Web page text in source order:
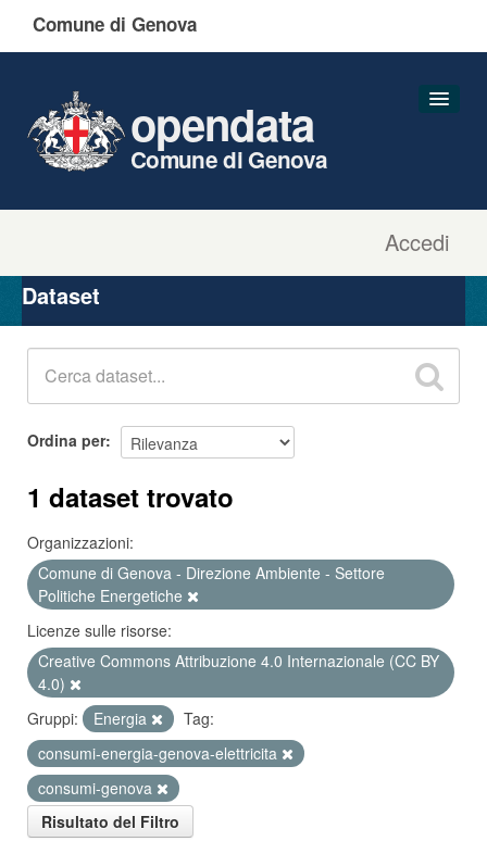
Comune di Genova
Accedi
opendata
Comune di Genova
Organizzazioni
Gruppi
Dataset
Ordina per
1 dataset trovato
Organizzazioni:
Comune di Genova - Direzione Ambiente - Settore
Politiche Energetiche
Licenze sulle risorse:
Creative Commons Attribuzione 4.0 Internazionale (CC BY
4.0)
Gruppi:
Energia
Tag:
consumi-energia-genova-elettricita
consumi-genova
Risultato del Filtro